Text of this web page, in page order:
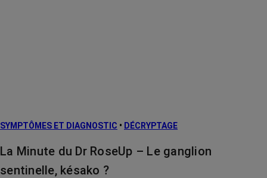
SYMPTÔMES ET DIAGNOSTIC • DÉCRYPTAGE
La Minute du Dr RoseUp – Le ganglion
sentinelle, késako ?